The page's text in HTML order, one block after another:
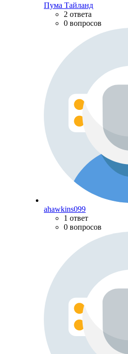
Пума Тайланд
2 ответа
0 вопросов
ahawkins099
1 ответ
0 вопросов